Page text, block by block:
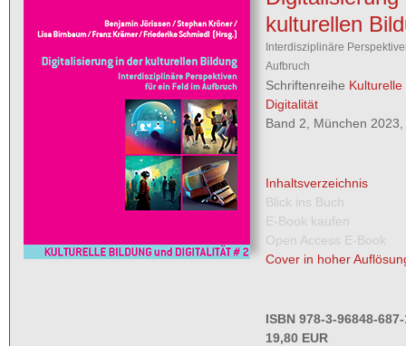
kulturellen
Interdisziplinäre
Aufbruch
Schriftenreihe
Digitalität
Band 2, München
Inhaltsverzeichnis
Blick ins Buch
E-Book kaufen
Open Access E-Book
Cover in hoher
ISBN 978-3-96848-
19,80 EUR